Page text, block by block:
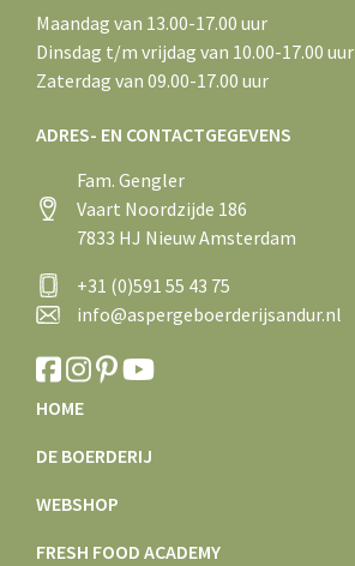
Maandag van 13.00-17.00 uur
Dinsdag t/m vrijdag van 10.00-17.00 uur
Zaterdag van 09.00-17.00 uur
ADRES- EN CONTACTGEGEVENS
Fam. Gengler
Vaart Noordzijde 186
7833 HJ Nieuw Amsterdam
+31 (0)591 55 43 75
info@aspergeboerderijsandur.nl
HOME
DE BOERDERIJ
WEBSHOP
FRESH FOOD ACADEMY